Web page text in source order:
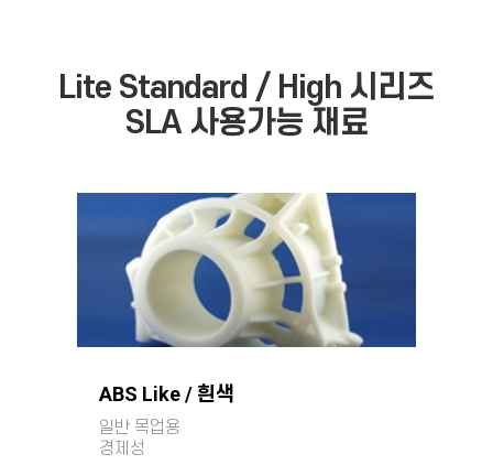
Lite Standard / High 시리즈
SLA 사용가능 재료
ABS Like / 흰색
일반 목업용
경제성